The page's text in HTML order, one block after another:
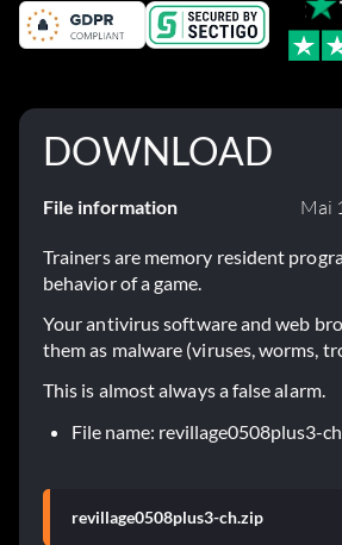
DOWNLOAD
File information Mai
Trainers are memory resident
behavior of a game.
Your antivirus software and web
them as malware (viruses, worms,
This is almost always a false alarm.
File name: revillage0508plus3-
revillage0508plus3-ch.zip